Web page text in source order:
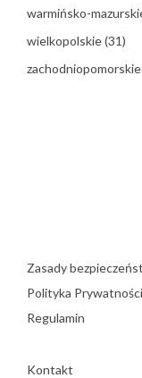
warmińsko-
wielkopolskie(31)
zachodniopomorskie
Zasady
Polityka Prywatności
Regulamin
Kontakt